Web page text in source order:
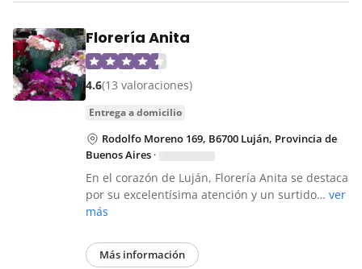
Florería Anita
4.6(13 valoraciones)
entrega a domicilio
Rodolfo Moreno 169, B6700 Luján, Provincia de
Buenos Aires ·
En el corazón de Luján, Florería Anita se destaca
por su excelentísima atención y un surtido… ver
más
Más información